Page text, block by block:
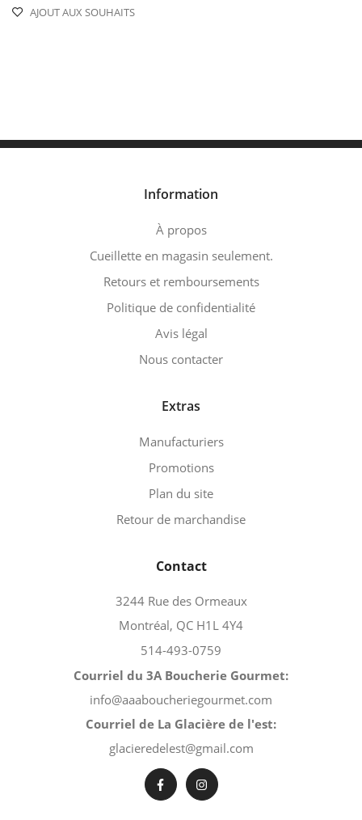
AJOUT AUX SOUHAITS
Information
À propos
Cueillette en magasin seulement.
Retours et remboursements
Politique de confidentialité
Avis légal
Nous contacter
Extras
Manufacturiers
Promotions
Plan du site
Retour de marchandise
Contact
3244 Rue des Ormeaux
Montréal, QC H1L 4Y4
514-493-0759
Courriel du 3A Boucherie Gourmet:
info@aaaboucheriegourmet.com
Courriel de La Glacière de l'est:
glacieredelest@gmail.com